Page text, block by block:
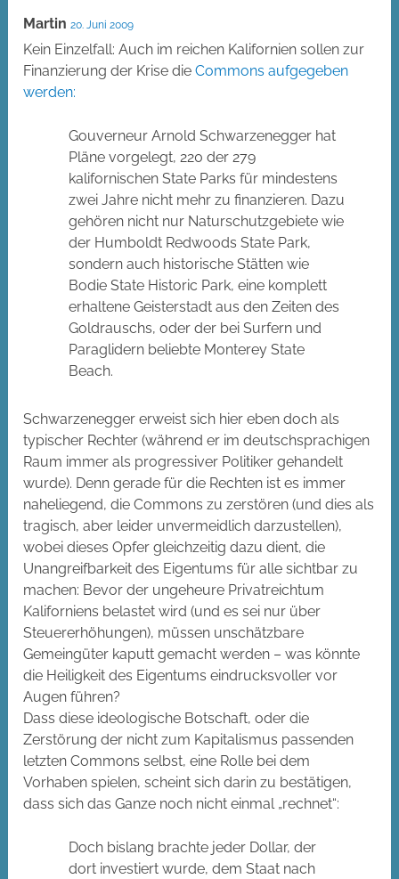
Martin 20. Juni 2009
Kein Einzelfall: Auch im reichen Kalifornien sollen zur
Finanzierung der Krise dieCommons aufgegeben
werden:
Gouverneur Arnold Schwarzenegger hat
Pläne vorgelegt, 220 der 279
kalifornischen State Parks für mindestens
zwei Jahre nicht mehr zu finanzieren. Dazu
gehören nicht nur Naturschutzgebiete wie
der Humboldt Redwoods State Park,
sondern auch historische Stätten wie
Bodie State Historic Park, eine komplett
erhaltene Geisterstadt aus den Zeiten des
Goldrauschs, oder der bei Surfern und
Paraglidern beliebte Monterey State
Beach.
Schwarzenegger erweist sich hier eben doch als
typischer Rechter (während er im deutschsprachigen
Raum immer als progressiver Politiker gehandelt
wurde). Denn gerade für die Rechten ist es immer
naheliegend, die Commons zu zerstören (und dies als
tragisch, aber leider unvermeidlich darzustellen),
wobei dieses Opfer gleichzeitig dazu dient, die
Unangreifbarkeit des Eigentums für alle sichtbar zu
machen: Bevor der ungeheure Privatreichtum
Kaliforniens belastet wird (und es sei nur über
Steuererhöhungen), müssen unschätzbare
Gemeingüter kaputt gemacht werden – was könnte
die Heiligkeit des Eigentums eindrucksvoller vor
Augen führen?
Dass diese ideologische Botschaft, oder die
Zerstörung der nicht zum Kapitalismus passenden
letzten Commons selbst, eine Rolle bei dem
Vorhaben spielen, scheint sich darin zu bestätigen,
dass sich das Ganze noch nicht einmal „rechnet“:
Doch bislang brachte jeder Dollar, der
dort investiert wurde, dem Staat nach